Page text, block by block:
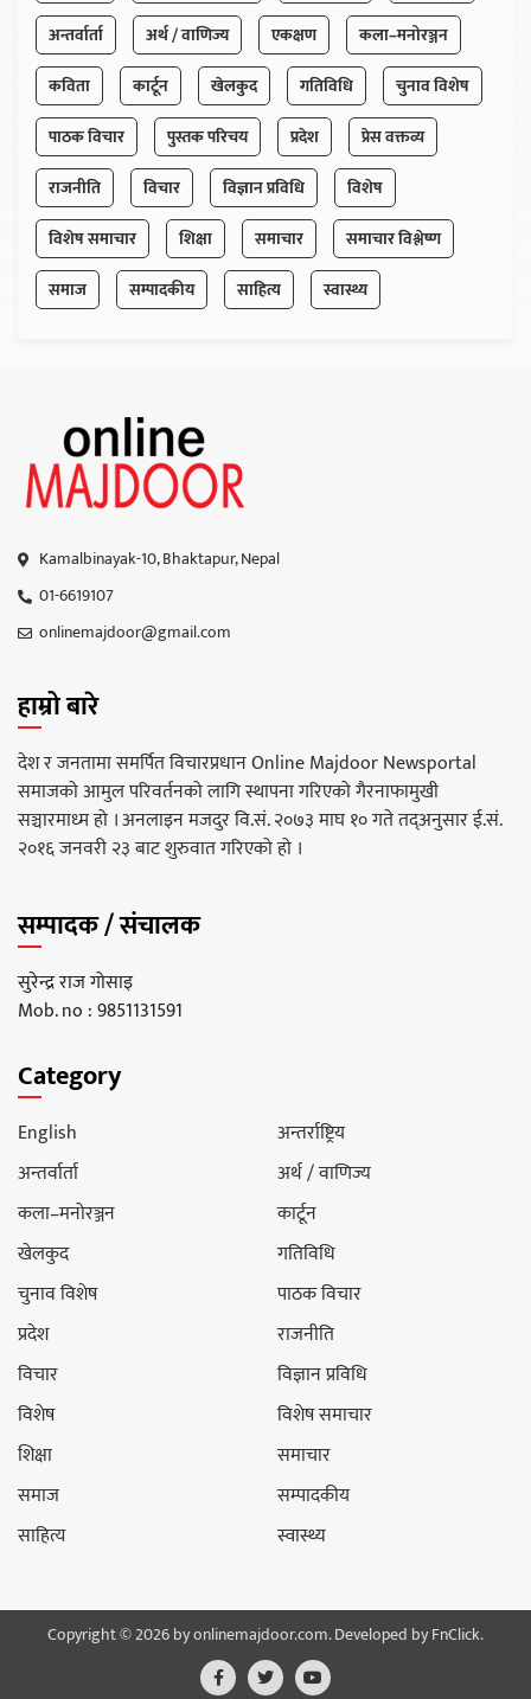
अन्तर्वार्ता
अर्थ / वाणिज्य एकक्षण
कला–मनोरञ्जन
कविता
कार्टून खेलकुद गतिविधि
चुनाव विशेष
पाठक विचार
पुस्तक परिचय प्रदेश
प्रेस वक्तव्य
राजनीति
विचार विज्ञान प्रविधि
विशेष
विशेष समाचार
शिक्षा समाचार
समाचार विश्लेष्ण
समाज
सम्पादकीय साहित्य स्वास्थ्य
Kamalbinayak-10, Bhaktapur, Nepal
01-6619107
onlinemajdoor@gmail.com
हाम्रो बारे
देश र जनतामा समर्पित विचारप्रधान Online Majdoor Newsportal
समाजको आमुल परिवर्तनको लागि स्थापना गरिएको गैरनाफामुखी
सञ्चारमाध्म हो । अनलाइन मजदुर वि.सं. २०७३ माघ १० गते तद्अनुसार ई.सं.
२०१६ जनवरी २३ बाट शुरुवात गरिएको हो ।
सम्पादक / संचालक
सुरेन्द्र राज गोसाइ
Mob. no : 9851131591
Category
English
अन्तर्राष्ट्रिय
अन्तर्वार्ता
अर्थ / वाणिज्य
कला–मनोरञ्जन
कार्टून
खेलकुद
गतिविधि
चुनाव विशेष
पाठक विचार
प्रदेश
राजनीति
विचार
विज्ञान प्रविधि
विशेष
विशेष समाचार
शिक्षा
समाचार
समाज
सम्पादकीय
साहित्य
स्वास्थ्य
Copyright © 2026 by onlinemajdoor.com. Developed byFnClick.